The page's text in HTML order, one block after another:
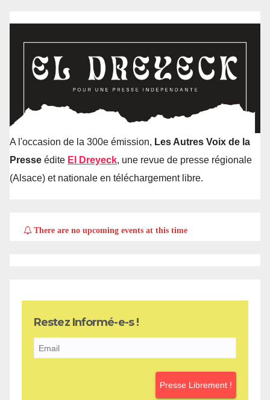
A l'occasion de la 300e émission, Les Autres Voix de la
Presse édite El Dreyeck, une revue de presse régionale
(Alsace) et nationale en téléchargement libre.
There are no upcoming events at this time
Restez Informé-e-s !